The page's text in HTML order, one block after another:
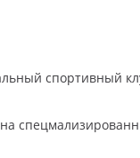
спортивный